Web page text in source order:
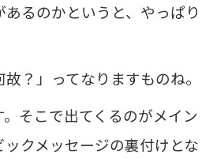
るのかというと、やっぱり
？」ってなりますものね。
そこで出てくるのがメイン
クメッセージの裏付けとな